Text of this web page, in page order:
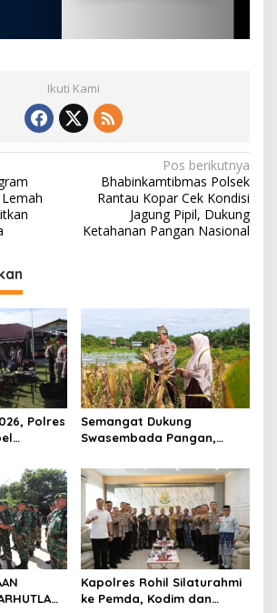
Ikuti Kami
Pos berikutnya
Bhabinkamtibmas Polsek
Rantau Kopar Cek Kondisi
Jagung Pipil, Dukung
Ketahanan Pangan Nasional
Polres
Semangat Dukung
Swasembada Pangan,
Langsung Panen Jagung di
Sendayan
Kapolres Rohil Silaturahmi
ke Pemda, Kodim dan